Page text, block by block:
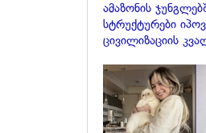
ამაზონის
სტრუქტურები
ცივილიზაციის